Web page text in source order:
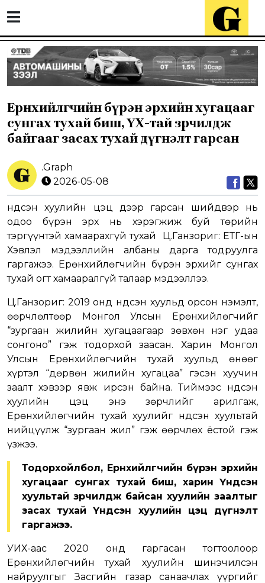
Ерөнхийлөгчийн бүрэн эрхийн хугацааг
сунгах тухай биш, ҮХ-тай зөрчилдөж
байгааг засах тухай дүгнэлт гарсан
.Graph
2026-05-08
Үндсэн хуулийн цэц дээр гарсан шийдвэр нь
одоо бүрэн эрх нь хэрэгжиж буй төрийн
тэргүүнтэй хамаарахгүй тухай Ц.Ганзориг: ЕТГ-ын
Хэвлэл мэдээллийн албаны дарга тодруулга
гаргажээ. Ерөнхийлөгчийн бүрэн эрхийг сунгах
тухай огт хамааралгүй талаар мэдээллээ.
Ц.Ганзориг: 2019 онд Үндсэн хуульд орсон нэмэлт,
өөрчлөлтөөр Монгол Улсын Ерөнхийлөгчийг
“зургаан жилийн хугацаагаар зөвхөн нэг удаа
сонгоно” гэж тодорхой заасан. Харин Монгол
Улсын Ерөнхийлөгчийн тухай хуульд өнөөг
хүртэл “дөрвөн жилийн хугацаа” гэсэн хуучин
заалт хэвээр явж ирсэн байна. Тиймээс Үндсэн
хуулийн цэц энэ зөрчлийг арилгаж,
Ерөнхийлөгчийн тухай хуулийг Үндсэн хуультай
нийцүүлж “зургаан жил” гэж өөрчлөх ёстой гэж
үзжээ.
Тодорхойлбол, Ерөнхийлөгчийн бүрэн эрхийн
хугацааг сунгах тухай биш, харин Үндсэн
хуультай зөрчилдөж байсан хуулийн заалтыг
засах тухай Үндсэн хуулийн цэц дүгнэлт
гаргажээ.
УИХ-аас 2020 онд гаргасан тогтоолоор
Ерөнхийлөгчийн тухай хуулийн шинэчилсэн
найруулгыг Засгийн газар санаачлах үүргийг